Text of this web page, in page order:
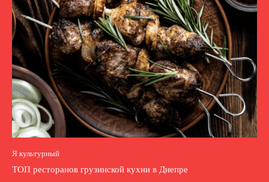
Я культурный
ТОП ресторанов грузинской кухни в Днепре